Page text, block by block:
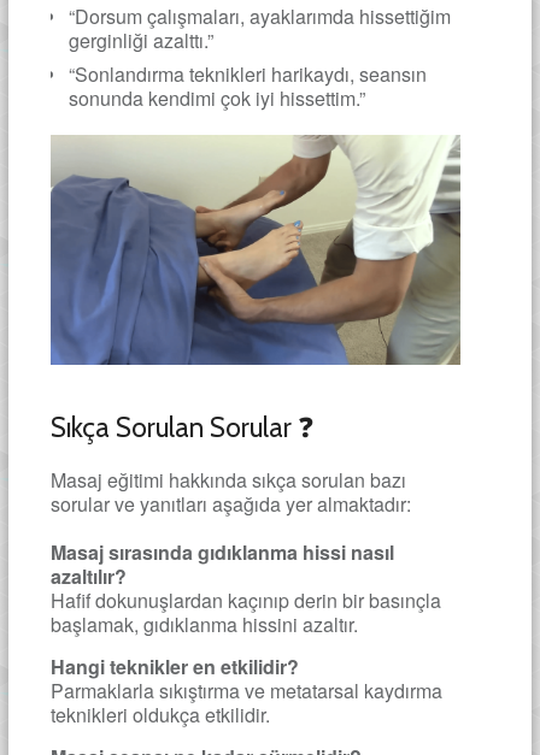
“Dorsum çalışmaları, ayaklarımda hissettiğim
gerginliği azalttı.”
“Sonlandırma teknikleri harikaydı, seansın
sonunda kendimi çok iyi hissettim.”
Sıkça Sorulan Sorular ❓
Masaj eğitimi hakkında sıkça sorulan bazı
sorular ve yanıtları aşağıda yer almaktadır:
Masaj sırasında gıdıklanma hissi nasıl
azaltılır?
Hafif dokunuşlardan kaçınıp derin bir basınçla
başlamak, gıdıklanma hissini azaltır.
Hangi teknikler en etkilidir?
Parmaklarla sıkıştırma ve metatarsal kaydırma
teknikleri oldukça etkilidir.